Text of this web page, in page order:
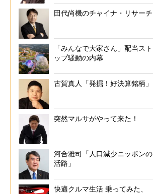
田代尚機のチャイナ・リサーチ
「みんなで大家さん」配当スト
ップ騒動の内幕
古賀真人「発掘！好決算銘柄」
突然マルサがやって来た！
河合雅司「人口減少ニッポンの
活路」
快適クルマ生活 乗ってみた、